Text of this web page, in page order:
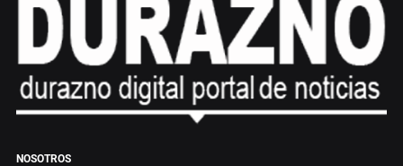
NOSOTROS